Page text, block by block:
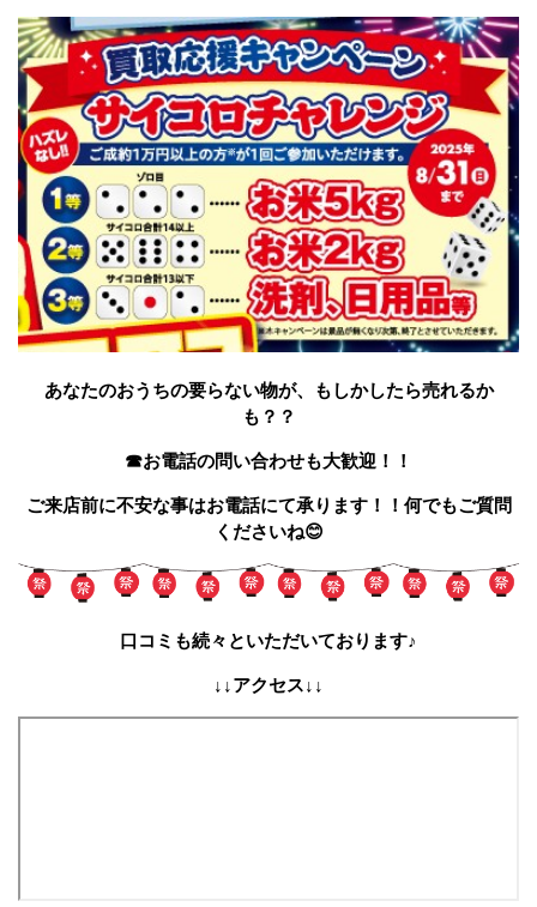
あなたのおうちの要らない物が、もしかしたら売れるか
も？？
☎お電話の問い合わせも大歓迎！！
ご来店前に不安な事はお電話にて承ります！！何でもご質問
くださいね😊
口コミも続々といただいております♪
↓↓アクセス↓↓